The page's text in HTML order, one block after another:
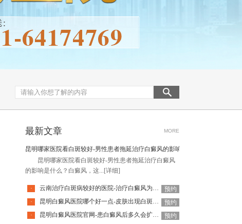
最新文章 MORE
昆明哪家医院看白斑较好-男性患者拖延治疗白癜风的影响是什么
昆明哪家医院看白斑较好-男性患者拖延治疗白癜风
的影响是什么？白癜风，这... [详细]
· 云南治疗白斑病较好的医院-治疗白癜风为何如此难呢
预约
·
昆明白癜风医院哪个好一点-皮肤出现白斑会是白癜风吗
预约
·
昆明白癜风医院官网-患白癜风后多久会扩散呢
预约